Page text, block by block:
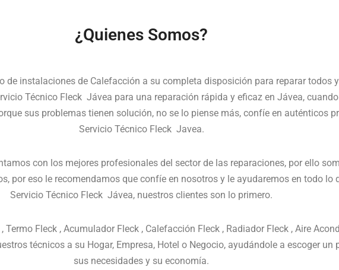
¿Quienes Somos?
de instalaciones de Calefacción a su completa disposición para reparar todos
Técnico Fleck Jávea para una reparación rápida y eficaz en Jávea,
sus problemas tienen solución, no se lo piense más, confíe en auténticos
Servicio Técnico Fleck Javea.
con los mejores profesionales del sector de las reparaciones, por ello
por eso le recomendamos que confíe en nosotros y le ayudaremos en todo lo
Servicio Técnico Fleck Jávea, nuestros clientes son lo primero.
Termo Fleck , Acumulador Fleck , Calefacción Fleck , Radiador Fleck , Aire
técnicos a su Hogar, Empresa, Hotel o Negocio, ayudándole a escoger
sus necesidades y su economía.